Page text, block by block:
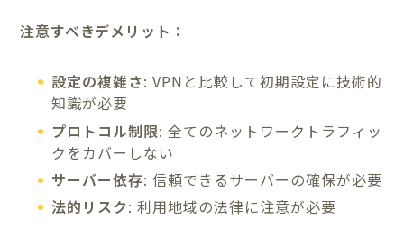
注意すべきデメリット：
設定の複雑さ: VPNと比較して初期設定に技術的
知識が必要
プロトコル制限: 全てのネットワークトラフィッ
クをカバーしない
サーバー依存: 信頼できるサーバーの確保が必要
法的リスク: 利用地域の法律に注意が必要